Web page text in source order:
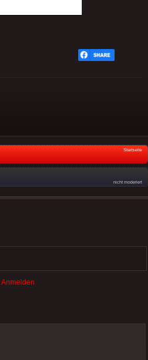
Startseite
nicht moderiert
Anmelden